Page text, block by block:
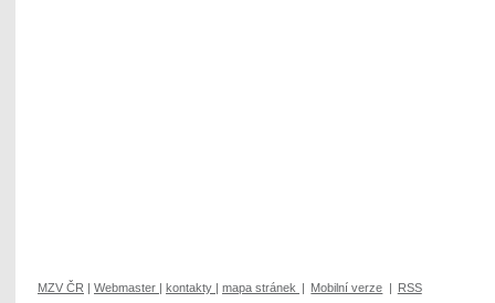
MZV ČR | Webmaster | kontakty | mapa stránek | Mobilní verze | RSS